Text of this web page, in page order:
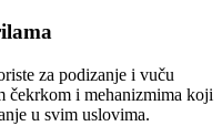
za podizanje i vuču
čekrkom i mehanizmima koji
u svim uslovima.